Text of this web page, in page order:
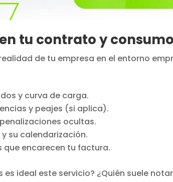
tu contrato y
de tu empresa en el entorno
y curva de carga.
y peajes (si aplica).
ocultas.
su calendarización.
encarecen tu factura.
es ideal este servicio? ¿Quién suele